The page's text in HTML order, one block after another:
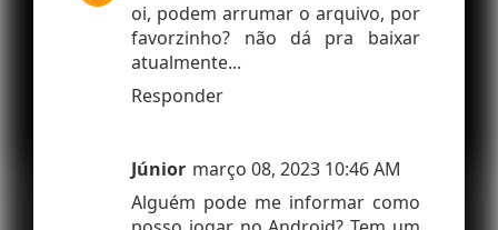
oi, podem arrumar o arquivo, por
favorzinho? não dá pra baixar
atualmente...
Responder
Júnior março 08, 2023 10:46 AM
Alguém pode me informar como